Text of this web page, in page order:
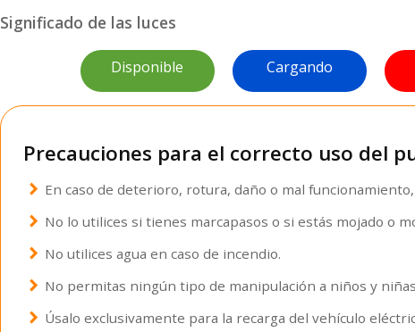
Significado de las luces
Disponible Cargando
Precauciones para el correcto uso del
chevron_right En caso de deterioro, rotura, daño o mal
chevron_right No lo utilices si tienes marcapasos o si estás mojado o
chevron_right No utilices agua en caso de incendio.
chevron_right No permitas ningún tipo de manipulación a niños y
chevron_right Úsalo exclusivamente para la recarga del vehículo